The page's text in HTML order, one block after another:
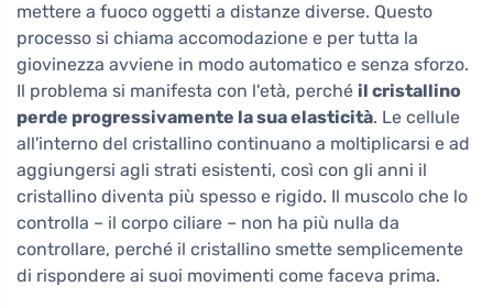
mettere a fuoco oggetti a distanze diverse. Questo
processo si chiama accomodazione e per tutta la
giovinezza avviene in modo automatico e senza sforzo.
Il problema si manifesta con l'età, perché il cristallino
perde progressivamente la sua elasticità. Le cellule
all'interno del cristallino continuano a moltiplicarsi e ad
aggiungersi agli strati esistenti, così con gli anni il
cristallino diventa più spesso e rigido. Il muscolo che lo
controlla – il corpo ciliare – non ha più nulla da
controllare, perché il cristallino smette semplicemente
di rispondere ai suoi movimenti come faceva prima.